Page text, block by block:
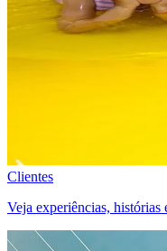
Clientes
Veja experiências,